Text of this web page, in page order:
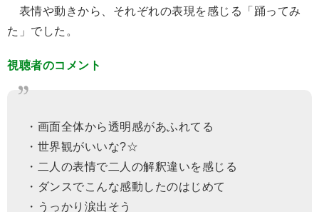
表情や動きから、それぞれの表現を感じる「踊ってみ
た」でした。
視聴者のコメント
・画面全体から透明感があふれてる
・世界観がいいな?☆
・二人の表情で二人の解釈違いを感じる
・ダンスでこんな感動したのはじめて
・うっかり涙出そう